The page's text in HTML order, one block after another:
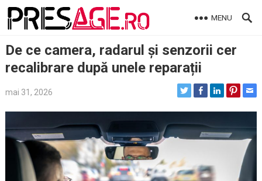
Skip
MENU
De ce camera, radarul și senzorii cer
recalibrare după unele reparații
mai 31, 2026